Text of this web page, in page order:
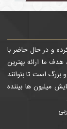
کار خود را آغاز کرده و در حال حاضر با
، هدف ما ارائه بهترین
است تا بتوانند
میلیون ها بیننده